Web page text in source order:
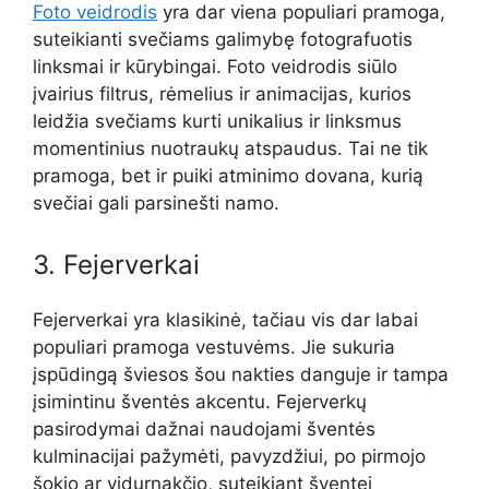
Foto veidrodis yra dar viena populiari pramoga,
suteikianti svečiams galimybę fotografuotis
linksmai ir kūrybingai. Foto veidrodis siūlo
įvairius filtrus, rėmelius ir animacijas, kurios
leidžia svečiams kurti unikalius ir linksmus
momentinius nuotraukų atspaudus. Tai ne tik
pramoga, bet ir puiki atminimo dovana, kurią
svečiai gali parsinešti namo.
3. Fejerverkai
Fejerverkai yra klasikinė, tačiau vis dar labai
populiari pramoga vestuvėms. Jie sukuria
įspūdingą šviesos šou nakties danguje ir tampa
įsimintinu šventės akcentu. Fejerverkų
pasirodymai dažnai naudojami šventės
kulminacijai pažymėti, pavyzdžiui, po pirmojo
šokio ar vidurnakčio, suteikiant šventei